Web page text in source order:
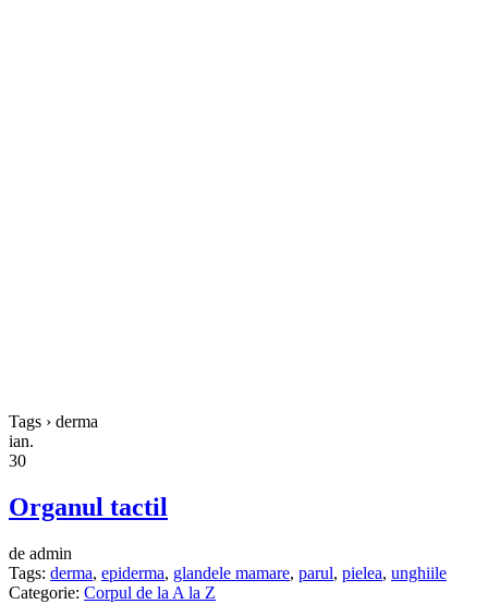
Tags › derma
ian.
30
Organul tactil
de admin
Tags: derma, epiderma, glandele mamare, parul, pielea, unghiile
Categorie: Corpul de la A la Z